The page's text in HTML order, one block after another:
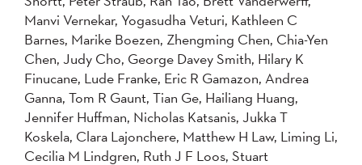
Manvi Vernekar, Yogasudha Veturi, Kathleen C
Barnes, Marike Boezen, Zhengming Chen, Chia-Yen
Chen, Judy Cho, George Davey Smith, Hilary K
Finucane, Lude Franke, Eric R Gamazon, Andrea
Ganna, Tom R Gaunt, Tian Ge, Hailiang Huang,
Jennifer Huffman, Nicholas Katsanis, Jukka T
Koskela, Clara Lajonchere, Matthew H Law, Liming Li,
Cecilia M Lindgren, Ruth J F Loos, Stuart